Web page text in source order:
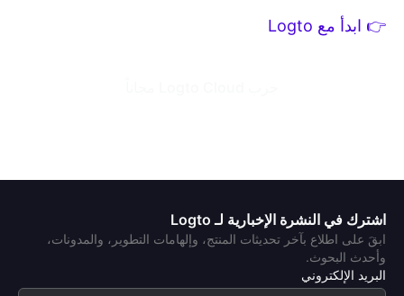
👉 ابدأ مع Logto
اشترك في النشرة الإخبارية لـ Logto
ابقَ على اطلاع بآخر تحديثات المنتج، وإلهامات التطوير، والمدونات،
وأحدث البحوث.
البريد الإلكتروني